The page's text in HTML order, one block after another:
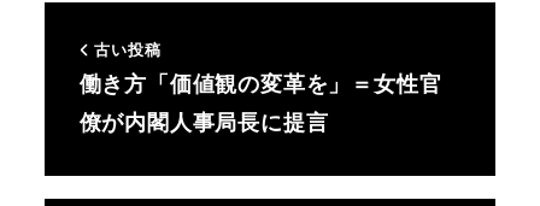
古い投稿
働き方「価値観の変革を」＝女性官
僚が内閣人事局長に提言